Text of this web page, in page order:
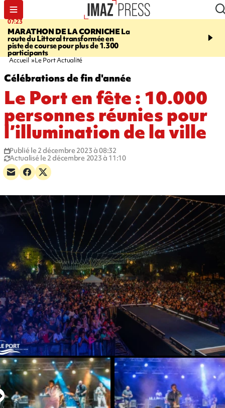
07:23
MARATHON DE LA CORNICHELa
route du Littoral transformée en
piste de course pour plus de 1.300
participants
08:37
braderie de l'océan
Accueil Le Port Actualité
Célébrations de fin d'année
Le Port en fête : 10.000
personnes réunies pour
l’illumination de la ville
Publié le 2 décembre 2023 à 08:32
Actualisé le 2 décembre 2023 à 11:10